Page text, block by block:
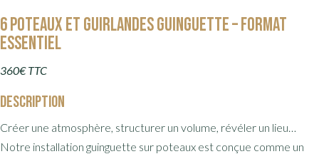
6 Poteaux et guirlandes guinguette – Format
essentiel
360€ TTC
Description
Créer une atmosphère, structurer un volume, révéler un lieu…
Notre installation guinguette sur poteaux est conçue comme un